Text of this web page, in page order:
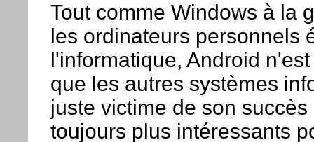
Tout comme Windows à la
les ordinateurs personnels
l'informatique, Android
que les autres systèmes
juste victime de son
toujours plus intéressants